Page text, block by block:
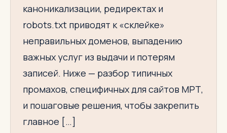
каноникализации, редиректах и
robots.txt приводят к «склейке»
неправильных доменов, выпадению
важных услуг из выдачи и потерям
записей. Ниже — разбор типичных
промахов, специфичных для сайтов МРТ,
и пошаговые решения, чтобы закрепить
главное […]